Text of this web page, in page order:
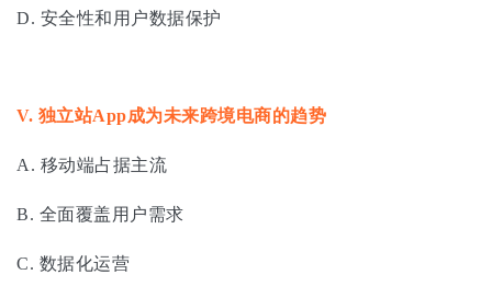
D. 安全性和用户数据保护
V. 独立站App成为未来跨境电商的趋势
A. 移动端占据主流
B. 全面覆盖用户需求
C. 数据化运营